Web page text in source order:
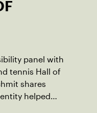
panel with
tennis Hall of
shares
helped